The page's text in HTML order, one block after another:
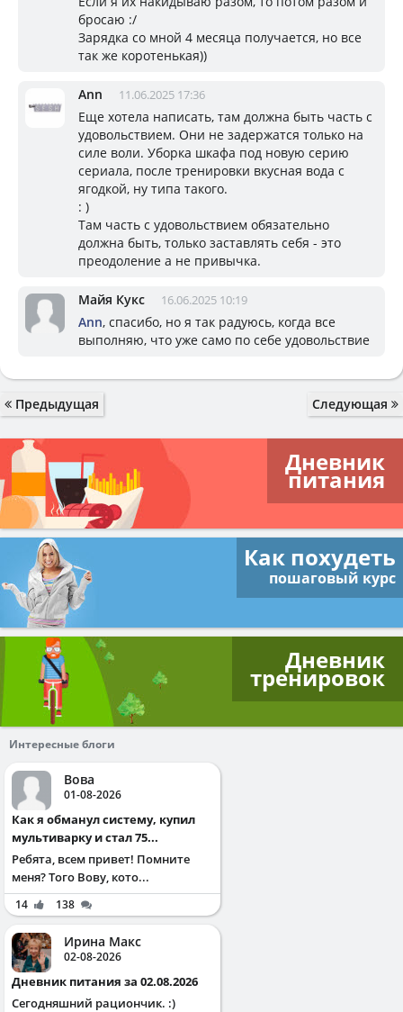
бросаю :/
Зарядка со мной 4 месяца получается, но все
так же коротенькая))
Ann 11.06.2025 17:36
Еще хотела написать, там должна быть часть с
удовольствием. Они не задержатся только на
силе воли. Уборка шкафа под новую серию
сериала, после тренировки вкусная вода с
ягодкой, ну типа такого.
: )
Там часть с удовольствием обязательно
должна быть, только заставлять себя - это
преодоление а не привычка.
Майя Кукс 16.06.2025 10:19
Ann, спасибо, но я так радуюсь, когда все
выполняю, что уже само по себе удовольствие
Предыдущая Следующая
Дневник
питания
Как похудеть
пошаговый курс
Дневник
тренировок
Интересные блоги
Вова
01-08-2026
Как я обманул систему, купил
мультиварку и стал 75...
Ребята, всем привет! Помните
меня? Того Вову, кото...
14 138
Ирина Макс
02-08-2026
Дневник питания за 02.08.2026
Сегодняшний рациончик. :)